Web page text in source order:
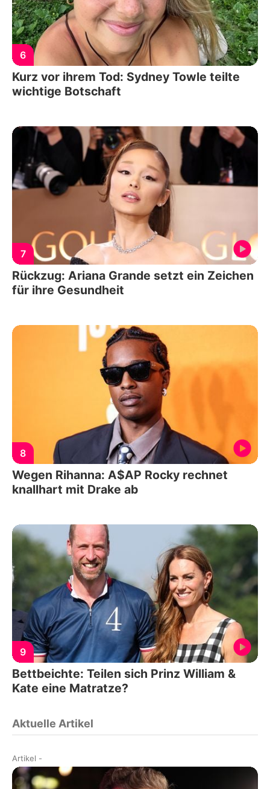
6
Kurz vor ihrem Tod: Sydney Towle teilte
wichtige Botschaft
7
Rückzug: Ariana Grande setzt ein Zeichen
für ihre Gesundheit
8
Wegen Rihanna: A$AP Rocky rechnet
knallhart mit Drake ab
9
Bettbeichte: Teilen sich Prinz William &
Kate eine Matratze?
Aktuelle Artikel
Artikel -